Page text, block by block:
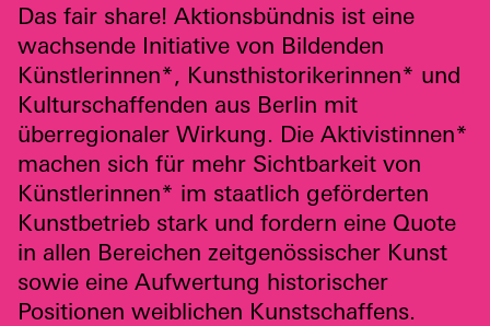
Das fair share! Aktionsbündnis ist eine
wachsende Initiative von Bildenden
Künstlerinnen*, Kunsthistorikerinnen* und
Kulturschaffenden aus Berlin mit
überregionaler Wirkung. Die Aktivistinnen*
machen sich für mehr Sichtbarkeit von
Künstlerinnen* im staatlich geförderten
Kunstbetrieb stark und fordern eine Quote
in allen Bereichen zeitgenössischer Kunst
sowie eine Aufwertung historischer
Positionen weiblichen Kunstschaffens.